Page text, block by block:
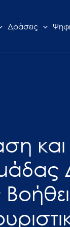
Δράσεις